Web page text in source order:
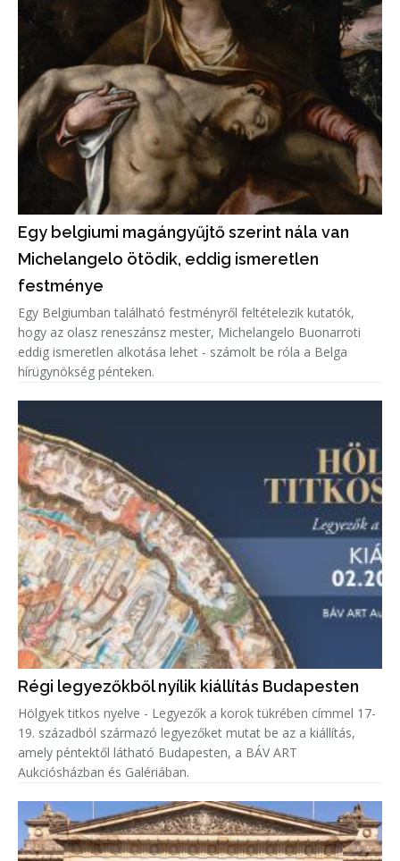
Egy belgiumi magángyűjtő szerint nála van
Michelangelo ötödik, eddig ismeretlen
festménye
Egy Belgiumban található festményről feltételezik kutatók,
hogy az olasz reneszánsz mester, Michelangelo Buonarroti
eddig ismeretlen alkotása lehet - számolt be róla a Belga
hírügynökség pénteken.
Régi legyezőkből nyílik kiállítás Budapesten
Hölgyek titkos nyelve - Legyezők a korok tükrében címmel 17-
19. századból származó legyezőket mutat be az a kiállítás,
amely péntektől látható Budapesten, a BÁV ART
Aukciósházban és Galériában.